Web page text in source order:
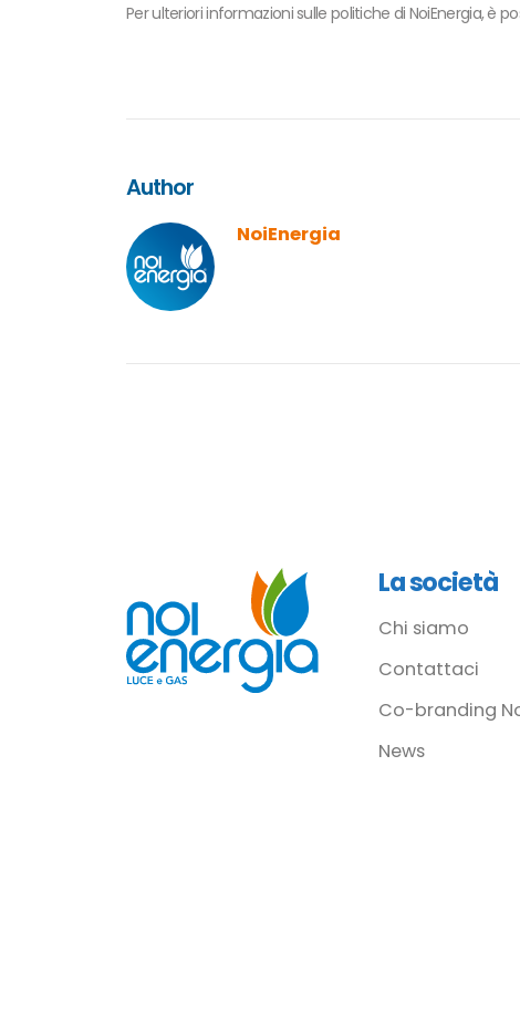
Per ulteriori informazioni sulle politiche di NoiEnergia, è
Author
NoiEnergia
La società
Chi siamo
Contattaci
Co-branding
News